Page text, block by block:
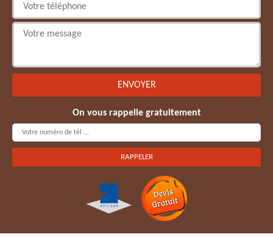
On vous rappelle gratuitement